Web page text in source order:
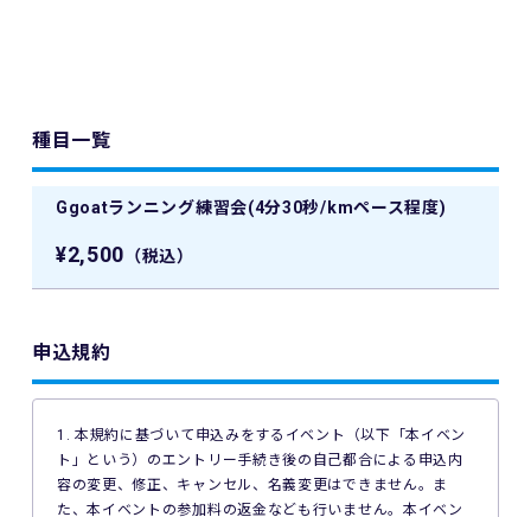
種目一覧
Ggoatランニング練習会(4分30秒/kmペース程度)
¥2,500 （税込）
申込規約
1. 本規約に基づいて申込みをするイベント（以下「本イベン
ト」という）のエントリー手続き後の自己都合による申込内
容の変更、修正、キャンセル、名義変更はできません。ま
た、本イベントの参加料の返金なども行いません。本イベン